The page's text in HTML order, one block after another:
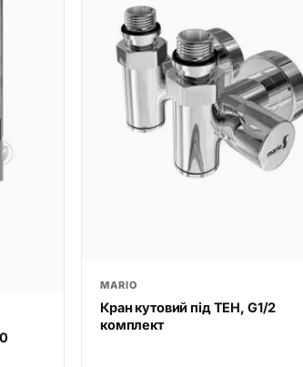
MARIO
Кран кутовий під ТЕН, G1/2
комплект